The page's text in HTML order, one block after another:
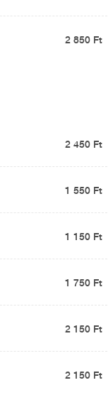
2 850 Ft
2 450 Ft
1 550 Ft
1 150 Ft
1 750 Ft
2 150 Ft
2 150 Ft